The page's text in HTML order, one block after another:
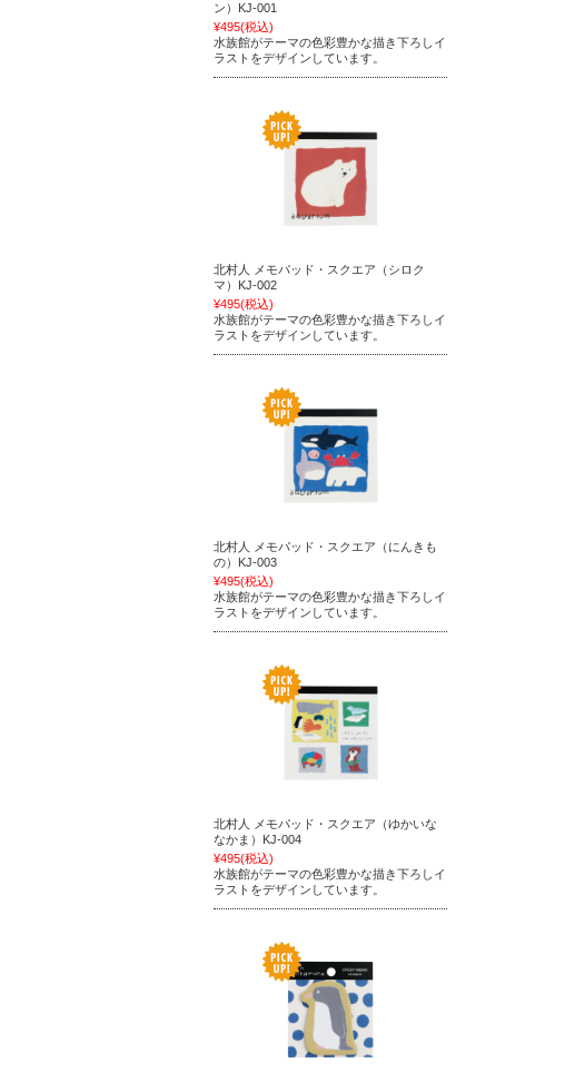
ン）KJ-001
¥495(税込)
水族館がテーマの色彩豊かな描き下ろしイ
ラストをデザインしています。
北村人 メモパッド・スクエア（シロク
マ）KJ-002
¥495(税込)
水族館がテーマの色彩豊かな描き下ろしイ
ラストをデザインしています。
北村人 メモパッド・スクエア（にんきも
の）KJ-003
¥495(税込)
水族館がテーマの色彩豊かな描き下ろしイ
ラストをデザインしています。
北村人 メモパッド・スクエア（ゆかいな
なかま）KJ-004
¥495(税込)
水族館がテーマの色彩豊かな描き下ろしイ
ラストをデザインしています。